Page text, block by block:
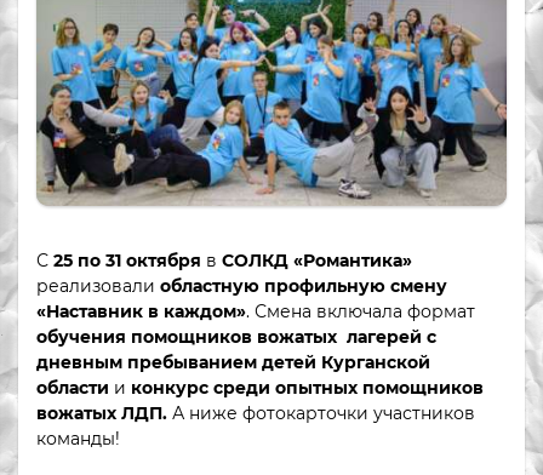
С 25 по 31 октября в СОЛКД «Романтика»
реализовали областную профильную смену
«Наставник в каждом». Смена включала формат
обучения помощников вожатых лагерей с
дневным пребыванием детей Курганской
области и конкурс среди опытных помощников
вожатых ЛДП. А ниже фотокарточки участников
команды!